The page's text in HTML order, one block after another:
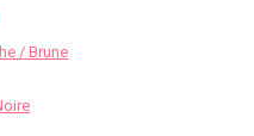
/ Brune